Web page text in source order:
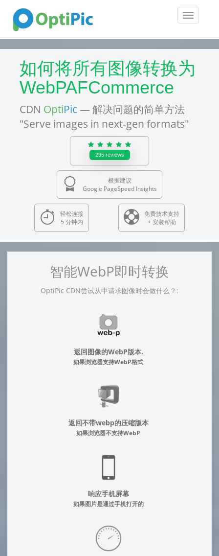
Toggle
如何将所有图像转换为
WebPAFCommerce
CDN OptiPic — 解决问题的简单方法
"Serve images in next-gen formats"
295 reviews
根据建议
Google PageSpeed Insights
轻松连接
5 分钟内
免费技术支持
+ 安装帮助
智能WebP即时转换
OptiPic CDN尝试从中请求图像时会做什么？:
返回图像的WebP版本.
如果浏览器支持WebP格式
返回不带webp的压缩版本
如果浏览器不支持WebP
响应手机屏幕
如果图片是通过手机打开的